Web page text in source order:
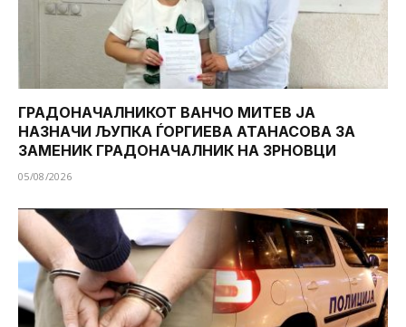
ГРАДОНАЧАЛНИКОТ ВАНЧО МИТЕВ ЈА
НАЗНАЧИ ЉУПКА ЃОРГИЕВА АТАНАСОВА ЗА
ЗАМЕНИК ГРАДОНАЧАЛНИК НА ЗРНОВЦИ
05/08/2026